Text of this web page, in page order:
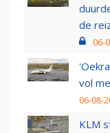
de
06-
vol
06-08-
KLM